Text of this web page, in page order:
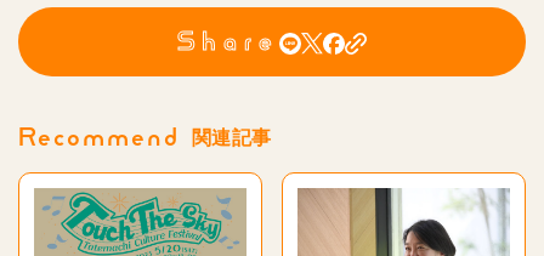
Share
Recommend 関連記事